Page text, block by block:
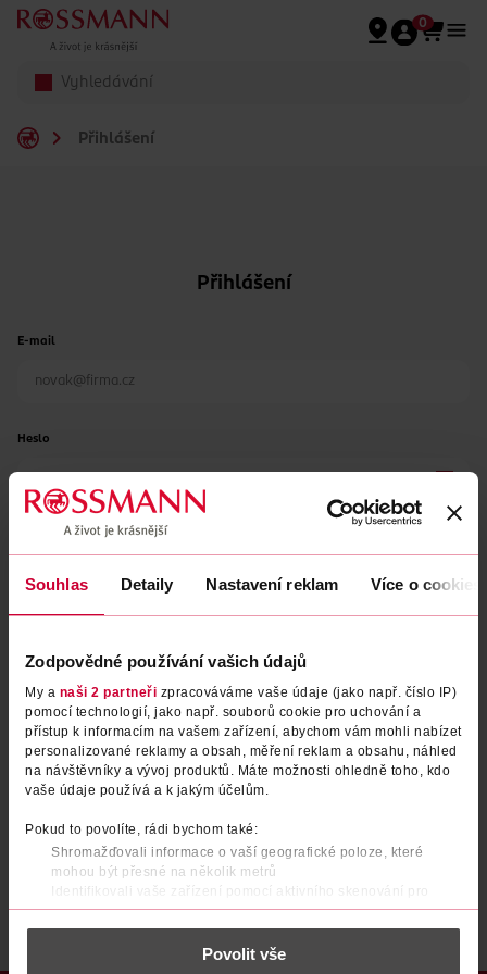
Souhlas Detaily Nastavení reklam Více o cookies
Zodpovědné používání vašich údajů
My a naši 2 partneři zpracováváme vaše údaje (jako např. číslo IP)
pomocí technologií, jako např. souborů cookie pro uchování a
přístup k informacím na vašem zařízení, abychom vám mohli nabízet
personalizované reklamy a obsah, měření reklam a obsahu, náhled
na návštěvníky a vývoj produktů. Máte možnosti ohledně toho, kdo
vaše údaje používá a k jakým účelům.
Pokud to povolíte, rádi bychom také:
Shromažďovali informace o vaší geografické poloze, které
mohou být přesné na několik metrů
Identifikovali vaše zařízení pomocí aktivního skenování pro
konkrétní charakteristiky (otisk prstu)
Zjistěte více o tom, jak zpracováváme vaše osobní údaje, a nastavte
části s podrobnostmi . Svůj souhlas můžete kdykoliv
Povolit vše
Přeskočit na hlavmní obsah
0
Přihlášení
Přihlášení
E-mail
Heslo
Zapomenuté heslo
PŘIHLÁSIT SE
Po registraci se stáváte členem ROSSMANN CLUBu a můžete čerpat výhody naplno. Zjistit více